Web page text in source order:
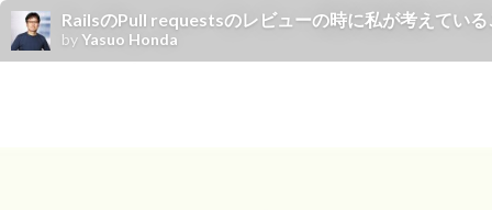
RailsのPull requestsのレビューの時に私が考えている
byYasuo Honda